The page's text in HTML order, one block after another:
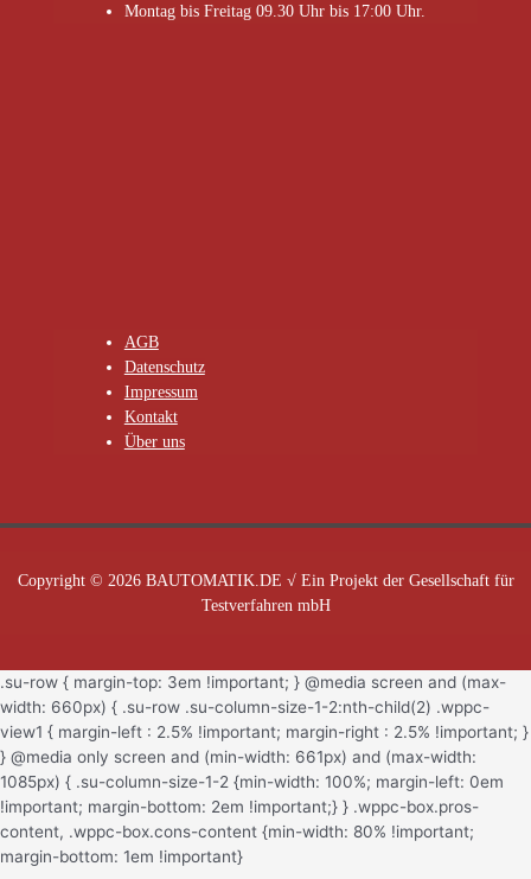
Montag bis Freitag 09.30 Uhr bis 17:00 Uhr.
AGB
Datenschutz
Impressum
Kontakt
Über uns
Copyright © 2026 BAUTOMATIK.DE √ Ein Projekt der Gesellschaft für
Testverfahren mbH
.su-row { margin-top: 3em !important; } @media screen and (max-
width: 660px) { .su-row .su-column-size-1-2:nth-child(2) .wppc-
view1 { margin-left : 2.5% !important; margin-right : 2.5% !important; }
} @media only screen and (min-width: 661px) and (max-width:
1085px) { .su-column-size-1-2 {min-width: 100%; margin-left: 0em
!important; margin-bottom: 2em !important;} } .wppc-box.pros-
content, .wppc-box.cons-content {min-width: 80% !important;
margin-bottom: 1em !important}